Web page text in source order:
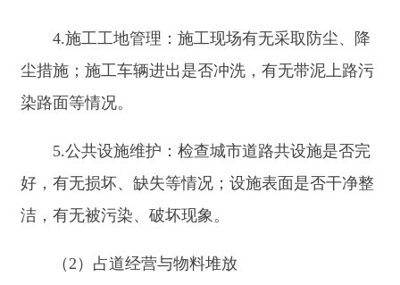
度，查看是否符合国家和地方规定的排放标准；检
查排放口设置是否合理，有无对周边环境和居民生
活造成影响。
信息；清洗维护周期是否符合要求（一般每1-3个月
清洗一次，具体根据实际使用情况确定）。
九、工作要求